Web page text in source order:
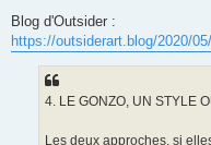
g
Blog d'Outsider :
https://outsiderart.blog/2020/
4. LE GONZO, UN STYLE
Les deux approches, si